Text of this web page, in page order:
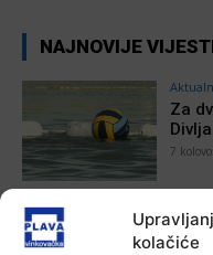
kolačiće
NAJNOVIJE
Za
7
U